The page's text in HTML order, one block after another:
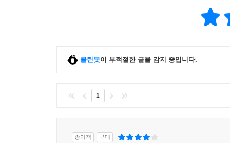
클린봇이 부적절한 글을 감지 중입니다.
1
종이책 구매